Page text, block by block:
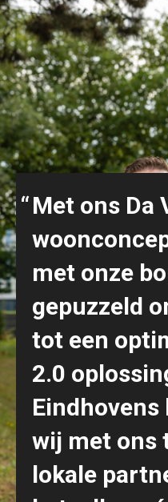
Met ons Da
met onze
gepuzzeld
tot een
2.0
wij met ons
lokale